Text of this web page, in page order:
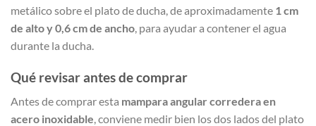
metálico sobre el plato de ducha, de aproximadamente 1 cm
de alto y 0,6 cm de ancho, para ayudar a contener el agua
durante la ducha.
Qué revisar antes de comprar
Antes de comprar esta mampara angular corredera en
acero inoxidable, conviene medir bien los dos lados del plato